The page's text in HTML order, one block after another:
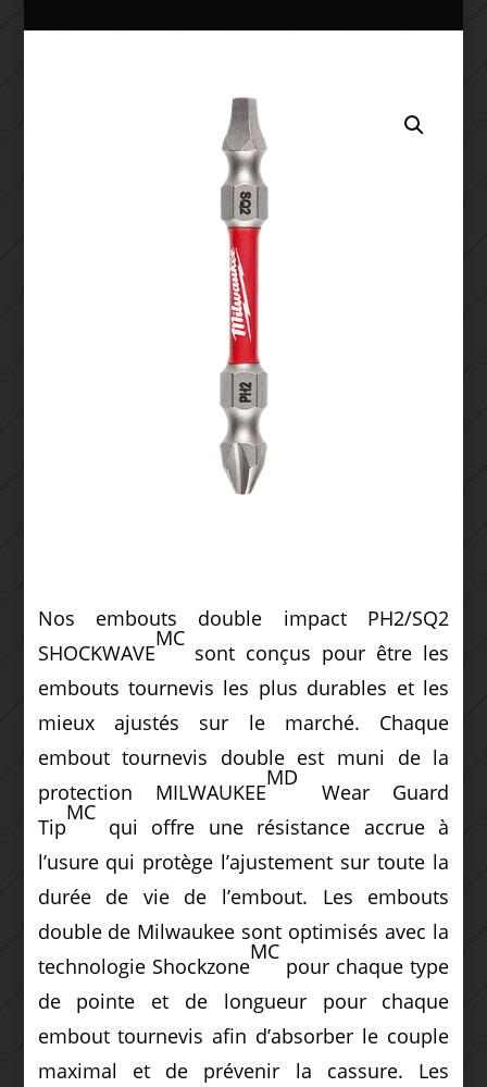
Nos embouts double impact PH2/SQ2
SHOCKWAVE
MC
sont conçus pour être les
embouts tournevis les plus durables et les
mieux ajustés sur le marché. Chaque
embout tournevis double est muni de la
protection MILWAUKEE
MD
Wear Guard
Tip
MC
qui offre une résistance accrue à
l’usure qui protège l’ajustement sur toute la
durée de vie de l’embout. Les embouts
double de Milwaukee sont optimisés avec la
technologie Shockzone
MC
pour chaque type
de pointe et de longueur pour chaque
embout tournevis afin d’absorber le couple
maximal et de prévenir la cassure. Les